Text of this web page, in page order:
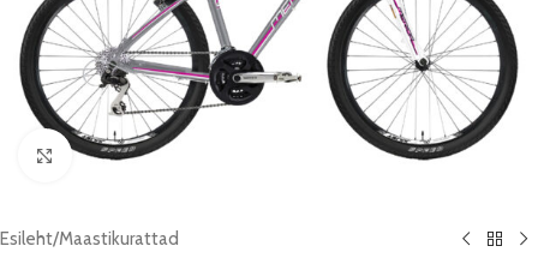
Click to enlarge
Esileht/Maastikurattad